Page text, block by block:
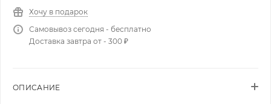
Хочу в подарок
Самовывоз сегодня - бесплатно
Доставка завтра от - 300 ₽
ОПИСАНИЕ